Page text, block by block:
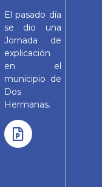
El pasado día
se dio una
Jornada de
explicación
en el
municipio de
Dos
Hermanas.